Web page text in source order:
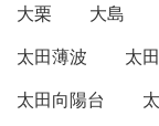
大栗
大島
太田薄波
太
太田向陽台